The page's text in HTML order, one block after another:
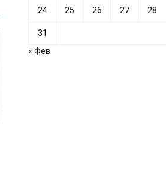
24 25 26 27 28
31
« Фев